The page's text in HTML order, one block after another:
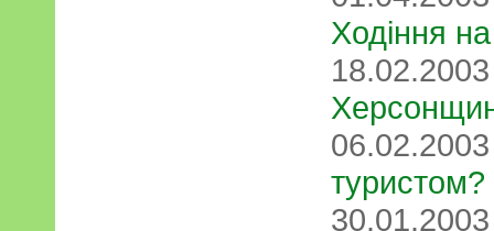
Ходіння
туристом?